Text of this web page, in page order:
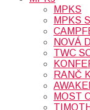
MPKS
MPKS
NOVÁ
TWC
RANČ
MOST